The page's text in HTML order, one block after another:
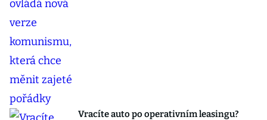
Vracíte auto po operativním leasingu?